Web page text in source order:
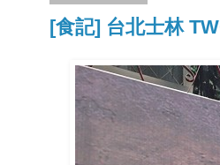
[食記] 台北士林